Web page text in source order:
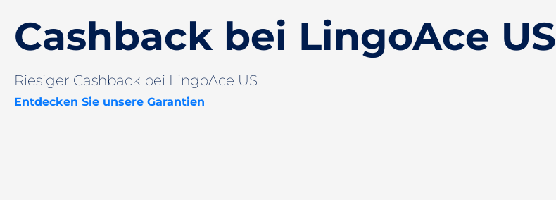
Cashback bei LingoAce US
Riesiger Cashback bei LingoAce US
Entdecken Sie unsere Garantien